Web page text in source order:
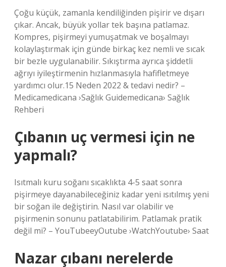
Çoğu küçük, zamanla kendiliğinden pişirir ve dışarı
çıkar. Ancak, büyük yollar tek başına patlamaz.
Kompres, pişirmeyi yumuşatmak ve boşalmayı
kolaylaştırmak için günde birkaç kez nemli ve sıcak
bir bezle uygulanabilir. Sıkıştırma ayrıca şiddetli
ağrıyı iyileştirmenin hızlanmasıyla hafifletmeye
yardımcı olur.15 Neden 2022 & tedavi nedir? –
Medicamedicana ›Sağlık Guidemedicana› Sağlık
Rehberi
Çıbanın uç vermesi için ne
yapmalı?
Isıtmalı kuru soğanı sıcaklıkta 4-5 saat sonra
pişirmeye dayanabileceğiniz kadar yeni ısıtılmış yeni
bir soğan ile değiştirin. Nasıl var olabilir ve
pişirmenin sonunu patlatabilirim. Patlamak pratik
değil mi? – YouTubeeyOutube ›WatchYoutube› Saat
Nazar çıbanı nerelerde